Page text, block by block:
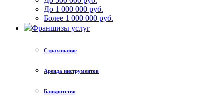
До 1 000 000 руб.
Более 1 000 000 руб.
Франшизы услуг
Страхование
Аренда инструментов
Банкротство